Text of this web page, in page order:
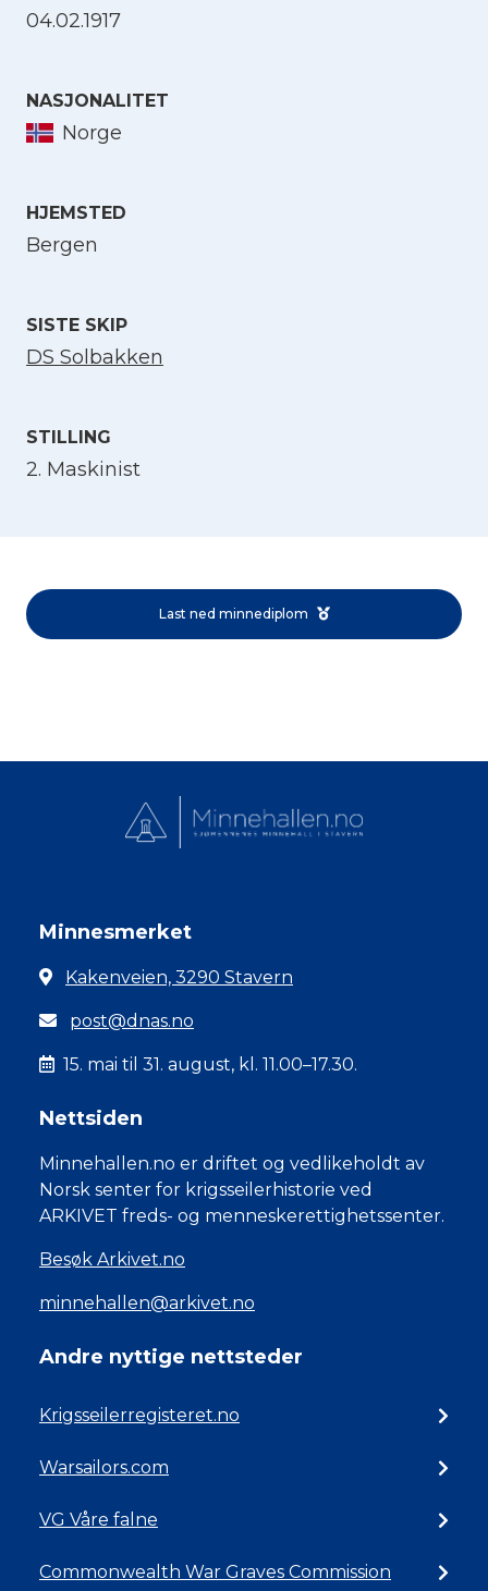
04.02.1917
NASJONALITET
Norge
HJEMSTED
Bergen
SISTE SKIP
DS Solbakken
STILLING
2. Maskinist
Last ned minnediplom
Minnesmerket
Kakenveien, 3290 Stavern
post@dnas.no
15. mai til 31. august, kl. 11.00–17.30.
Nettsiden
Minnehallen.no er driftet og vedlikeholdt av
Norsk senter for krigsseilerhistorie ved
ARKIVET freds- og menneskerettighetssenter.
Besøk Arkivet.no
minnehallen@arkivet.no
Andre nyttige nettsteder
Krigsseilerregisteret.no
Warsailors.com
VG Våre falne
Commonwealth War Graves Commission